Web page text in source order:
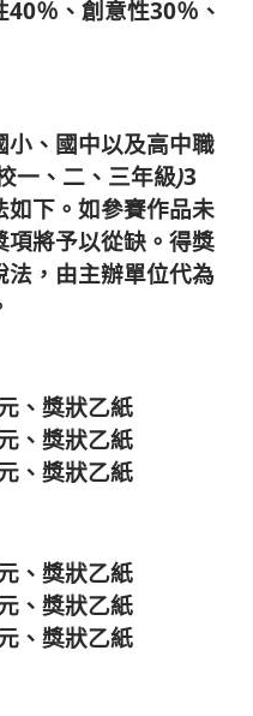
40％、創意性30％、
小、國中以及高中職
一、二、三年級)3
如下。如參賽作品未
項將予以從缺。得獎
法，由主辦單位代為
、獎狀乙紙
、獎狀乙紙
、獎狀乙紙
、獎狀乙紙
、獎狀乙紙
、獎狀乙紙